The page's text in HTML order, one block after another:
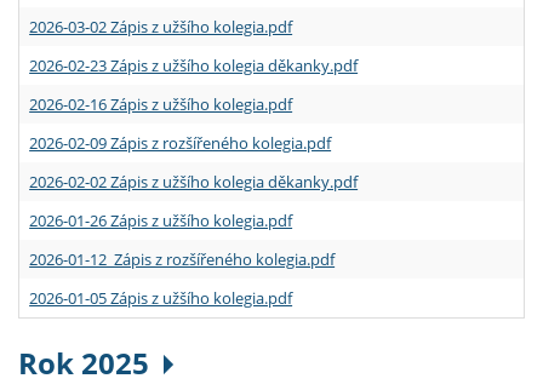
2026-03-02 Zápis z užšího kolegia.pdf
2026-02-23 Zápis z užšího kolegia děkanky.pdf
2026-02-16 Zápis z užšího kolegia.pdf
2026-02-09 Zápis z rozšířeného kolegia.pdf
2026-02-02 Zápis z užšího kolegia děkanky.pdf
2026-01-26 Zápis z užšího kolegia.pdf
2026-01-12 Zápis z rozšířeného kolegia.pdf
2026-01-05 Zápis z užšího kolegia.pdf
Rok 2025